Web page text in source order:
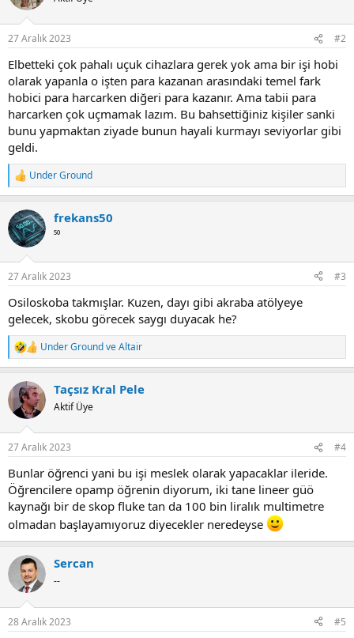
i
s
27 Aralık 2023 #2
Elbetteki çok pahalı uçuk cihazlara gerek yok ama bir işi hobi
olarak yapanla o işten para kazanan arasındaki temel fark
hobici para harcarken diğeri para kazanır. Ama tabii para
harcarken çok uçmamak lazım. Bu bahsettiğiniz kişiler sanki
bunu yapmaktan ziyade bunun hayali kurmayı seviyorlar gibi
geldi.
R
e
c
t
i
s
Under Ground
frekans50
⁵⁰
27 Aralık 2023 #3
Osiloskoba takmışlar. Kuzen, dayı gibi akraba atölyeye
gelecek, skobu görecek saygı duyacak he?
R
e
c
t
i
s
Under GroundveAltair
Taçsız Kral Pele
Aktif Üye
27 Aralık 2023 #4
Bunlar öğrenci yani bu işi meslek olarak yapacaklar ileride.
Öğrencilere opamp öğrenin diyorum, iki tane lineer güö
kaynağı bir de skop fluke tan da 100 bin liralık multimetre
olmadan başlayamıyoruz diyecekler neredeyse
Sercan
--
28 Aralık 2023 #5